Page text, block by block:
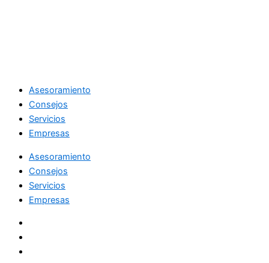
Asesoramiento
Consejos
Servicios
Empresas
Asesoramiento
Consejos
Servicios
Empresas